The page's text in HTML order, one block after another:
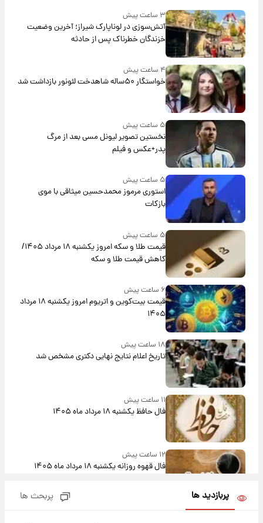
۳ ساعت پیش
آتش‌سوزی در لوناپارک شیراز؛ آخرین وضعیت
خزندگان خطرناک پس از حادثه
۴ ساعت پیش
خواستگار ۵۰ساله شاهدخت لئونور بازداشت شد
۵ ساعت پیش
نخستین تصویر لیونل مسی بعد از مرگ
پدر+عکس و فیلم
۵ ساعت پیش
استوری مرموز محمدحسین میثاقی با موی
بازکات
۵ ساعت پیش
قیمت طلا و سکه امروز یکشنبه ۱۸ مرداد ۱۴۰۵/
کاهش قیمت طلا و سکه
۶ ساعت پیش
قیمت بیت‌کوین و اتریوم امروز یکشنبه ۱۸ مرداد
۱۴۰۵
۱۸ ساعت پیش
تاریخ اعلام نتایج نهایی دکتری مشخص شد
۱۱ ساعت پیش
فال حافظ یکشنبه ۱۸ مرداد ماه ۱۴۰۵
۱۲ ساعت پیش
فال قهوه روزانه یکشنبه ۱۸ مرداد ماه ۱۴۰۵
پربازدید ها پربحث ها